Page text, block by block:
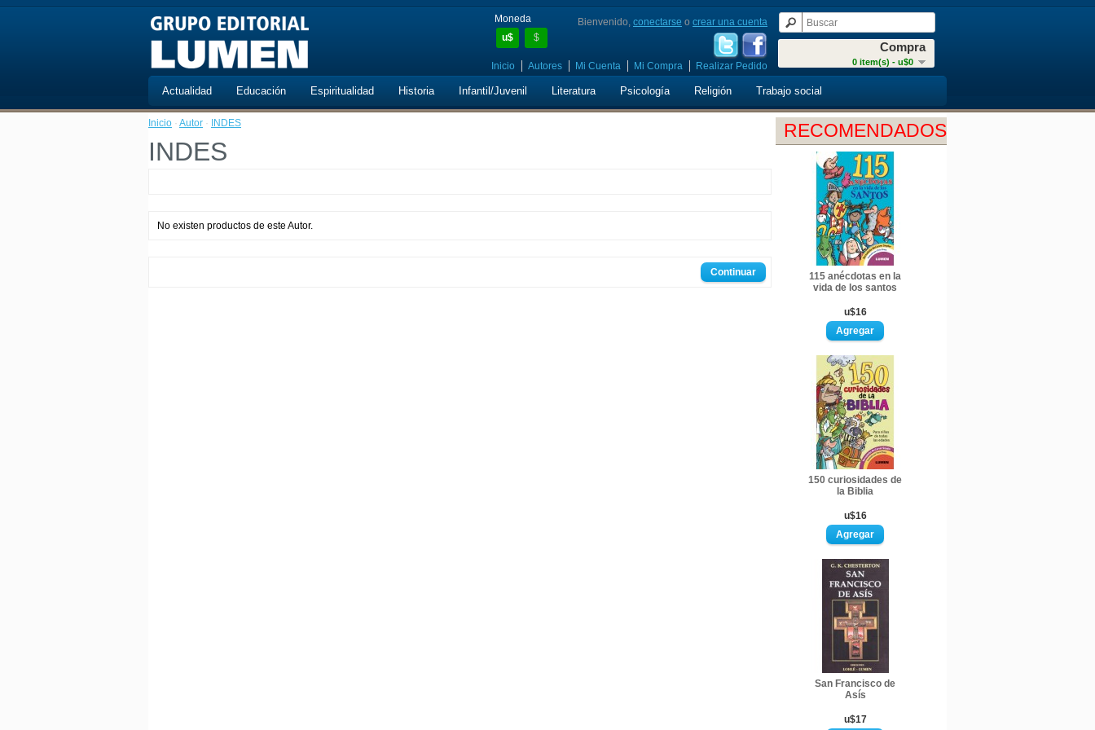
Moneda
u$
$
Compra
0 item(s) - u$0
Bienvenido, conectarse o crear una cuenta
Inicio Autores Mi Cuenta Mi Compra Realizar Pedido
Actualidad Educación Espiritualidad Historia Infantil/Juvenil Literatura Psicología Religión Trabajo social
RECOMENDADOS
115 anécdotas en la
vida de los santos
u$16
150 curiosidades de
la Biblia
u$16
San Francisco de
Asís
u$17
Inicio · Autor · INDES
INDES
No existen productos de este Autor.
Continuar